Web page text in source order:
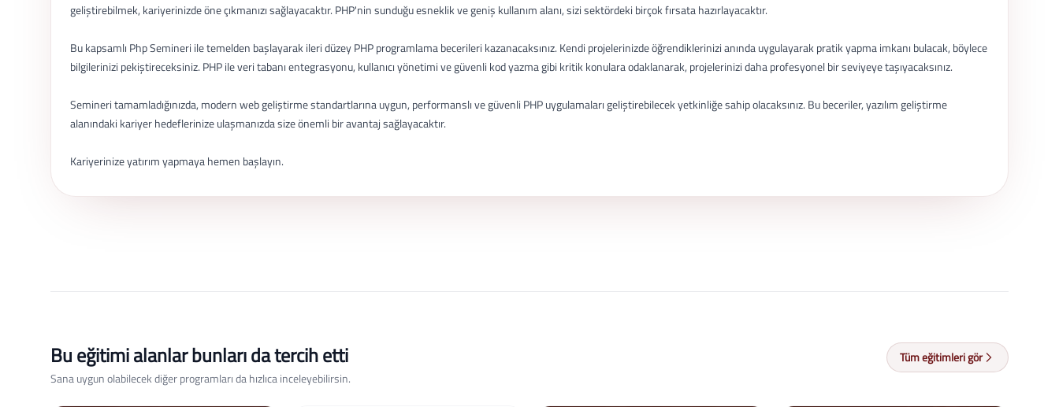
geliştirebilmek, kariyerinizde öne çıkmanızı sağlayacaktır. PHP'nin sunduğu esneklik ve geniş kullanım alanı, sizi sektördeki birçok fırsata hazırlayacaktır.
Bu kapsamlı Php Semineri ile temelden başlayarak ileri düzey PHP programlama becerileri kazanacaksınız. Kendi projelerinizde öğrendiklerinizi anında uygulayarak pratik yapma imkanı bulacak, böylece
bilgilerinizi pekiştireceksiniz. PHP ile veri tabanı entegrasyonu, kullanıcı yönetimi ve güvenli kod yazma gibi kritik konulara odaklanarak, projelerinizi daha profesyonel bir seviyeye taşıyacaksınız.
Semineri tamamladığınızda, modern web geliştirme standartlarına uygun, performanslı ve güvenli PHP uygulamaları geliştirebilecek yetkinliğe sahip olacaksınız. Bu beceriler, yazılım geliştirme
alanındaki kariyer hedeflerinize ulaşmanızda size önemli bir avantaj sağlayacaktır.
Kariyerinize yatırım yapmaya hemen başlayın.
Bu eğitimi alanlar bunları da tercih etti
Sana uygun olabilecek diğer programları da hızlıca inceleyebilirsin.
Tüm eğitimleri gör